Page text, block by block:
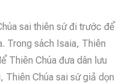
sai thiên sứ đi trước để
Trong sách Isaia, Thiên
Thiên Chúa đưa dân lưu
Thiên Chúa sai sứ giả dọn